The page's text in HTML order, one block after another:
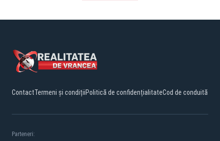
ContactTermeni și condițiiPolitică de confidențialitateCod de conduită
Parteneri: